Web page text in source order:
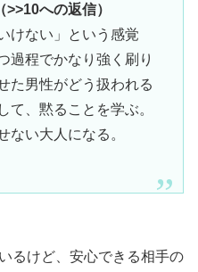
への返信）
けない」という感覚
過程でかなり強く刷り
た男性がどう扱われる
て、黙ることを学ぶ。
ない大人になる。
るけど、安心できる相手の